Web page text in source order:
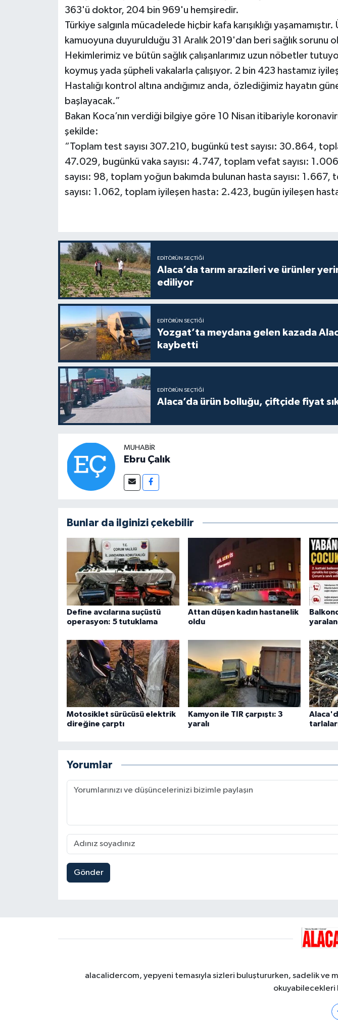
363'ü doktor, 204 bin 969'u hemşiredir.
Türkiye salgınla mücadelede hiçbir kafa karışıklığı
kamuoyuna duyurulduğu 31 Aralık 2019'dan beri sağlık sorunu
Hekimlerimiz ve bütün sağlık çalışanlarımız uzun nöbetler
koymuş yada şüpheli vakalarla çalışıyor. 2 bin 423 hastamız
Hastalığı kontrol altına andığımız anda, özlediğimiz hayatın
başlayacak.”
Bakan Koca’nın verdiği bilgiye göre 10 Nisan itibariyle
şekilde:
“Toplam test sayısı 307.210, bugünkü test sayısı: 30.864,
47.029, bugünkü vaka sayısı: 4.747, toplam vefat sayısı:
sayısı: 98, toplam yoğun bakımda bulunan hasta sayısı:
sayısı: 1.062, toplam iyileşen hasta: 2.423, bugün iyileşen hasta
EDITÖRÜN SEÇTIĞI
Alaca’da tarım arazileri ve ürünler
ediliyor
EDITÖRÜN SEÇTIĞI
Yozgat’ta meydana gelen kazada Alacalı 2 kişi hayatını
kaybetti
EDITÖRÜN SEÇTIĞI
Alaca’da ürün bolluğu, çiftçide fiyat
MUHABIR
Ebru Çalık
Bunlar da ilginizi çekebilir
Define avcılarına suçüstü
operasyon: 5 tutuklama
Attan düşen kadın hastanelik
oldu
Motosiklet sürücüsü elektrik
direğine çarptı
Kamyon ile TIR çarpıştı: 3
yaralı
Yorumlar
Gönder
alacalidercom, yepyeni temasıyla sizleri buluştururken, sadelik ve
okuyabilecekleri